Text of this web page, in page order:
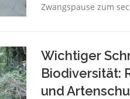
Zwangspause zum
Wichtiger
Biodiversität:
und